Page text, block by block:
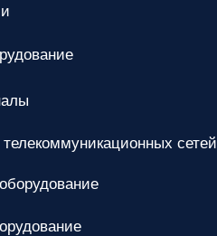
сетей